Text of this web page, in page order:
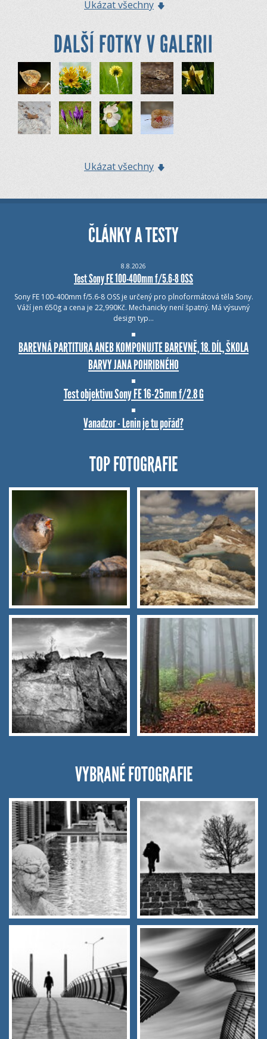
Ukázat všechny
DALŠÍ FOTKY V GALERII
Ukázat všechny
ČLÁNKY A TESTY
8.8.2026
Test Sony FE 100-400mm f/5.6-8 OSS
Sony FE 100-400mm f/5.6-8 OSS je určený pro plnoformátová těla Sony.
Váží jen 650g a cena je 22,990Kč. Mechanicky není špatný. Má výsuvný
design typ…
BAREVNÁ PARTITURA ANEB KOMPONUJTE BAREVNĚ, 18. DÍL, ŠKOLA
BARVY JANA POHRIBNÉHO
Test objektivu Sony FE 16-25mm f/2.8 G
Vanadzor - Lenin je tu pořád?
TOP FOTOGRAFIE
VYBRANÉ FOTOGRAFIE